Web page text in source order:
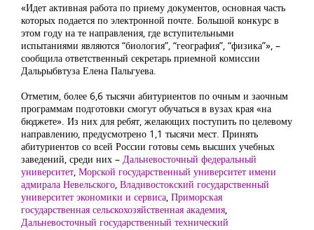
«Идет активная работа по приему документов, основная часть
которых подается по электронной почте. Большой конкурс в
этом году на те направления, где вступительными
испытаниями являются “биология”, “география”, “физика”», –
сообщила ответственный секретарь приемной комиссии
Дальрыбвтуза Елена Пальгуева.
Отметим, более 6,6 тысячи абитуриентов по очным и заочным
программам подготовки смогут обучаться в вузах края «на
бюджете». Из них для ребят, желающих поступить по целевому
направлению, предусмотрено 1,1 тысячи мест. Принять
абитуриентов со всей России готовы семь высших учебных
заведений, среди них – Дальневосточный федеральный
университет, Морской государственный университет имени
адмирала Невельского, Владивостокский государственный
университет экономики и сервиса, Приморская
государственная сельскохозяйственная академия,
Дальневосточный государственный технический